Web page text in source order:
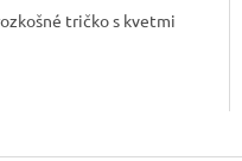
tričko s kvetmi